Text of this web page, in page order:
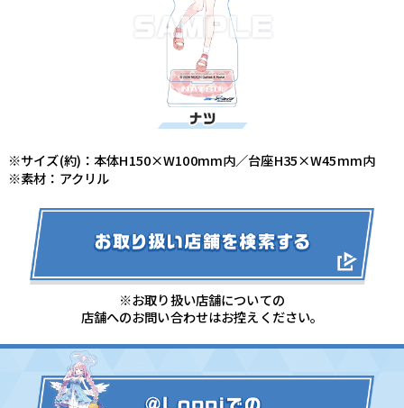
※サイズ(約)：本体H150×W100mm内／台座H35×W45mm内
※素材：アクリル
※お取り扱い店舗についての
店舗へのお問い合わせはお控えください。